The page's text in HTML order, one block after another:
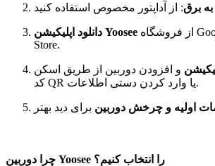
به برق
دانلود اپلیکیشن Yoosee
Store.
و افزودن دوربین از طریق اسکن
کد QR یا وارد کردن دستی اطلاعات.
اولیه و چرخش دوربین
چرا دوربین Yoosee را انتخاب کنیم؟